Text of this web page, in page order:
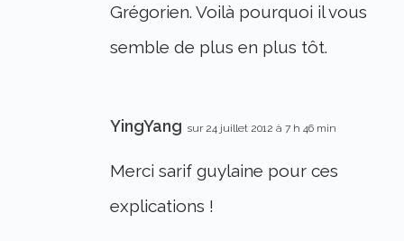
Grégorien. Voilà pourquoi il vous
semble de plus en plus tôt.
YingYang sur 24 juillet 2012 à 7 h 46 min
Merci sarif guylaine pour ces
explications !